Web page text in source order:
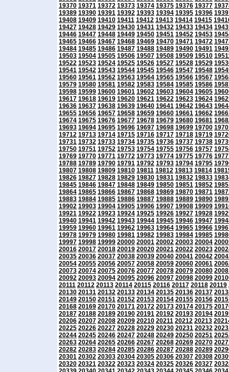
19370 19371 19372 19373 19374 19375 19376 19377
19389 19390 19391 19392 19393 19394 19395 19396
19408 19409 19410 19411 19412 19413 19414 19415
19427 19428 19429 19430 19431 19432 19433 19434
19446 19447 19448 19449 19450 19451 19452 19453
19465 19466 19467 19468 19469 19470 19471 19472
19484 19485 19486 19487 19488 19489 19490 19491
19503 19504 19505 19506 19507 19508 19509 19510
19522 19523 19524 19525 19526 19527 19528 19529
19541 19542 19543 19544 19545 19546 19547 19548
19560 19561 19562 19563 19564 19565 19566 19567
19579 19580 19581 19582 19583 19584 19585 19586
19598 19599 19600 19601 19602 19603 19604 19605
19617 19618 19619 19620 19621 19622 19623 19624
19636 19637 19638 19639 19640 19641 19642 19643
19655 19656 19657 19658 19659 19660 19661 19662
19674 19675 19676 19677 19678 19679 19680 19681
19693 19694 19695 19696 19697 19698 19699 19700
19712 19713 19714 19715 19716 19717 19718 19719
19731 19732 19733 19734 19735 19736 19737 19738
19750 19751 19752 19753 19754 19755 19756 19757
19769 19770 19771 19772 19773 19774 19775 19776
19788 19789 19790 19791 19792 19793 19794 19795
19807 19808 19809 19810 19811 19812 19813 19814
19826 19827 19828 19829 19830 19831 19832 19833
19845 19846 19847 19848 19849 19850 19851 19852
19864 19865 19866 19867 19868 19869 19870 19871
19883 19884 19885 19886 19887 19888 19889 19890
19902 19903 19904 19905 19906 19907 19908 19909
19921 19922 19923 19924 19925 19926 19927 19928
19940 19941 19942 19943 19944 19945 19946 19947
19959 19960 19961 19962 19963 19964 19965 19966
19978 19979 19980 19981 19982 19983 19984 19985
19997 19998 19999 20000 20001 20002 20003 20004
20016 20017 20018 20019 20020 20021 20022 20023
20035 20036 20037 20038 20039 20040 20041 20042
20054 20055 20056 20057 20058 20059 20060 20061
20073 20074 20075 20076 20077 20078 20079 20080
20092 20093 20094 20095 20096 20097 20098 20099
20111 20112 20113 20114 20115 20116 20117 20118 20119
20130 20131 20132 20133 20134 20135 20136 20137
20149 20150 20151 20152 20153 20154 20155 20156
20168 20169 20170 20171 20172 20173 20174 20175
20187 20188 20189 20190 20191 20192 20193 20194
20206 20207 20208 20209 20210 20211 20212 20213
20225 20226 20227 20228 20229 20230 20231 20232
20244 20245 20246 20247 20248 20249 20250 20251
20263 20264 20265 20266 20267 20268 20269 20270
20282 20283 20284 20285 20286 20287 20288 20289
20301 20302 20303 20304 20305 20306 20307 20308
20320 20321 20322 20323 20324 20325 20326 20327